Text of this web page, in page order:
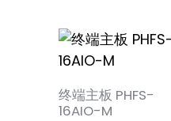
终端主板 PHFS-
16AIO-M